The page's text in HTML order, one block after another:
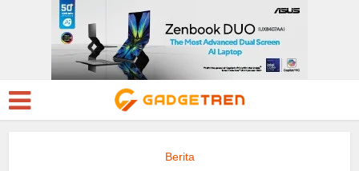
Berita